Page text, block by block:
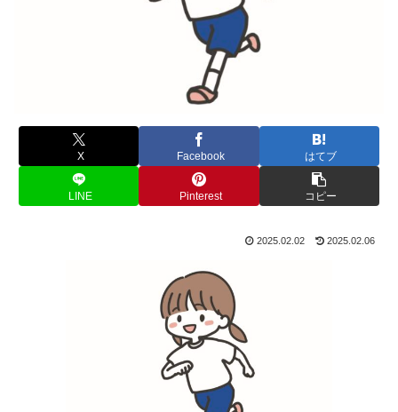
X Facebook はてブ
LINE Pinterest コピー
2025.02.02 2025.02.06